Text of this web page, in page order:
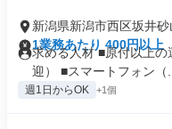
新潟県新潟市西区坂井砂
1業務あたり 400円以上
求める人材 ■原付以上
迎） ■スマートフォン（...
週1日からOK +1個